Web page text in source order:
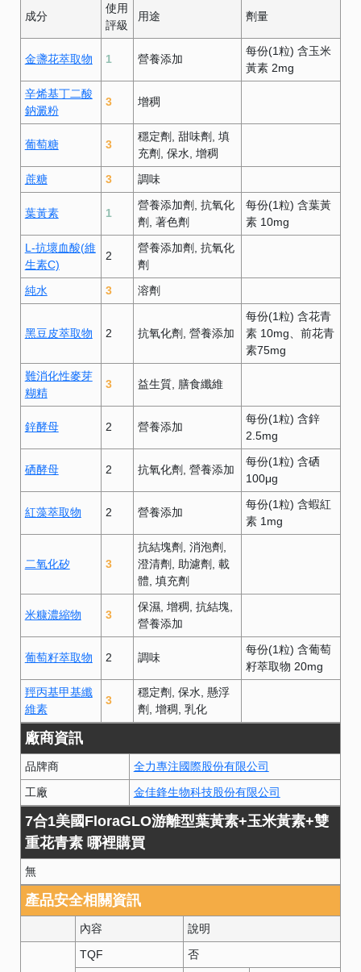
成分
使用
評級
用途 劑量
金盞花萃取物 1 營養添加
每份(1粒) 含玉米
黃素 2mg
辛烯基丁二酸
鈉澱粉
3 增稠
葡萄糖 3
穩定劑 甜味劑
填
充劑
保水 增稠
蔗糖
3 調味
葉黃素 1
營養添加劑
抗氧化
劑
著色劑
每份(1粒) 含葉黃
素 10mg
L-抗壞血酸(維
生素C)
2
營養添加劑
抗氧化
劑
純水
3 溶劑
黑豆皮萃取物 2 抗氧化劑 營養添加
每份(1粒) 含花青
素 10mg、前花青
素75mg
難消化性麥芽
糊精
3 益生質 膳食纖維
鋅酵母 2 營養添加
每份(1粒) 含鋅
2.5mg
硒酵母 2 抗氧化劑 營養添加
每份(1粒) 含硒
100μg
紅藻萃取物 2 營養添加
每份(1粒) 含蝦紅
素 1mg
二氧化矽 3
抗結塊劑
消泡劑
澄清劑
助濾劑
載
體 填充劑
米糠濃縮物 3
保濕 增稠
抗結塊
營養添加
葡萄籽萃取物 2 調味
每份(1粒) 含葡萄
籽萃取物 20mg
羥丙基甲基纖
維素
3
穩定劑 保水 懸浮
劑
增稠 乳化
廠商資訊
品牌商
全力專注國際股份有限公司
工廠
金佳鋒生物科技股份有限公司
7合1美國FloraGLO​游離型葉黃素+玉米黃素+雙
重花青素 哪裡購買
無
產品安全相關資訊
內容 說明
TQF 否